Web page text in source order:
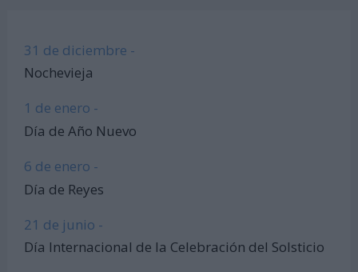
31 de diciembre -
Nochevieja
1 de enero -
Día de Año Nuevo
6 de enero -
Día de Reyes
21 de junio -
Día Internacional de la Celebración del Solsticio